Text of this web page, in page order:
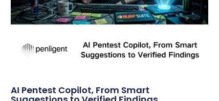
AI Pentest Copilot, From Smart